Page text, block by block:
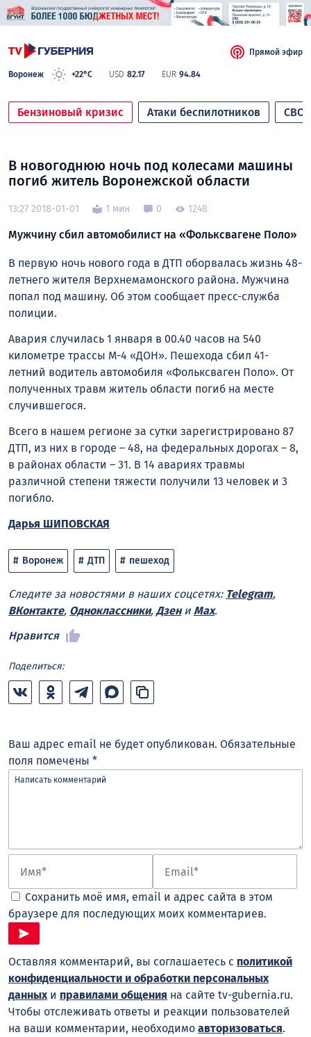
Воронеж +22°C USD 82.17 EUR 94.84
Прямой эфир
Бензиновый кризис Атаки беспилотников СВО
В новогоднюю ночь под колесами машины
погиб житель Воронежской области
13:27 2018-01-01 1 мин 0 1248
Мужчину сбил автомобилист на «Фольксвагене Поло»
В первую ночь нового года в ДТП оборвалась жизнь 48-
летнего жителя Верхнемамонского района. Мужчина
попал под машину. Об этом сообщает пресс-служба
полиции.
Авария случилась 1 января в 00.40 часов на 540
километре трассы М-4 «ДОН». Пешехода сбил 41-
летний водитель автомобиля «Фольксваген Поло». От
полученных травм житель области погиб на месте
случившегося.
Всего в нашем регионе за сутки зарегистрировано 87
ДТП, из них в городе – 48, на федеральных дорогах – 8,
в районах области – 31. В 14 авариях травмы
различной степени тяжести получили 13 человек и 3
погибло.
Дарья ШИПОВСКАЯ
Воронеж ДТП пешеход
Следите за новостями в наших соцсетях: Telegram,
ВКонтакте, Одноклассники, Дзени Max.
Нравится
Поделиться:
Ваш адрес email не будет опубликован. Обязательные
поля помечены *
Сохранить моё имя, email и адрес сайта в этом
браузере для последующих моих комментариев.
Оставляя комментарий, вы соглашаетесь с политикой
конфиденциальности и обработки персональных
данныхи правилами общения на сайте tv-gubernia.ru.
Чтобы отслеживать ответы и реакции пользователей
на ваши комментарии, необходимо авторизоваться.